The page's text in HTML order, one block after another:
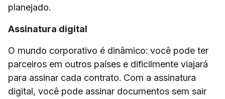
planejado.
Assinatura digital
O mundo corporativo é dinâmico: você pode ter
parceiros em outros países e dificilmente viajará
para assinar cada contrato. Com a assinatura
digital, você pode assinar documentos sem sair